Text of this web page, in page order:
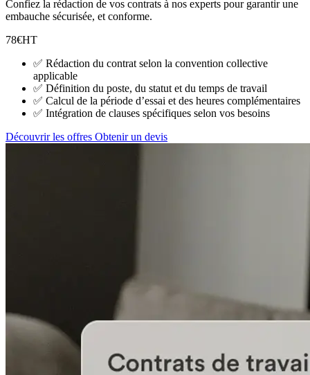
Confiez la rédaction de vos contrats à nos experts pour garantir une
embauche sécurisée, et conforme.
78€HT
✅ Rédaction du contrat selon la convention collective
applicable
✅ Définition du poste, du statut et du temps de travail
✅ Calcul de la période d’essai et des heures complémentaires
✅ Intégration de clauses spécifiques selon vos besoins
Découvrir les offres Obtenir un devis